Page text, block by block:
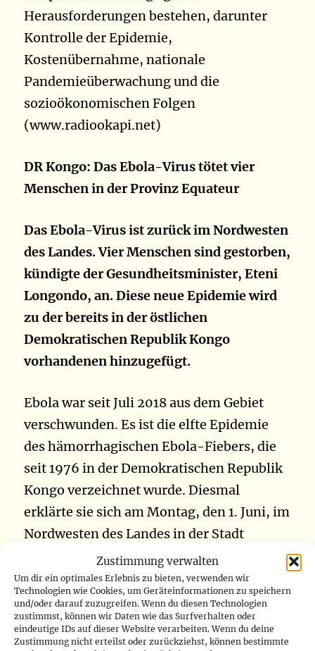
Zustimmung verwalten
Um dir ein optimales Erlebnis zu bieten, verwenden wir
Technologien wie Cookies, um Geräteinformationen zu speichern
und/oder darauf zuzugreifen. Wenn du diesen Technologien
zustimmst, können wir Daten wie das Surfverhalten oder
eindeutige IDs auf dieser Website verarbeiten. Wenn du deine
Zustimmung nicht erteilst oder zurückziehst, können bestimmte
Herausforderungen bestehen, darunter
Kontrolle der Epidemie,
Kostenübernahme,nationale
Pandemieüberwachung und die
sozioökonomischen Folgen
(www.radiookapi.net)
DR Kongo: Das Ebola-Virus tötet vier
Menschen in der Provinz Equateur
Das Ebola-Virus ist zurück im Nordwesten
des Landes. Vier Menschen sind gestorben,
kündigte der Gesundheitsminister, Eteni
Longondo, an. Diese neue Epidemie wird
zu der bereits in der östlichen
Demokratischen Republik Kongo
vorhandenen hinzugefügt.
Ebola war seit Juli 2018 aus dem Gebiet
verschwunden. Es ist die elfte Epidemie
des hämorrhagischen Ebola-Fiebers, die
seit 1976 in der Demokratischen Republik
Kongo verzeichnet wurde. Diesmal
erklärte sie sich am Montag, den 1. Juni, im
Nordwesten des Landes in der Stadt
Mbandaka, der Hauptstadt der Provinz
Equateur. „Vier Menschen sind gestorben
und vier weitere Fälle werden vermutet“,
sagte Eteni Longondo. „Alle diese
Menschen standen in Kontakt und lebten